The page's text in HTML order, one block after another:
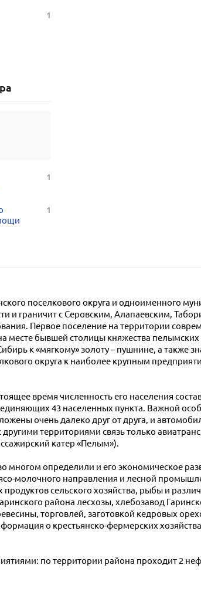
1
1
1
поселкового округа и одноименного
и граничит с Серовским, Алапаевским,
Первое поселение на территории
месте бывшей столицы княжества пелымских
к «мягкому» золоту – пушнине, а также
округа к наиболее крупным
время численность его населения
43 населенных пункта. Важной
очень далеко друг от друга, и
территориями связь только
катер «Пелым»).
определили и его экономическое
молочного направления и лесной
сельского хозяйства, рыбы и
района лесхозы, хлебозавод
торговлей, заготовкой кедровых
о крестьянско-фермерских
по территории района проходит 2